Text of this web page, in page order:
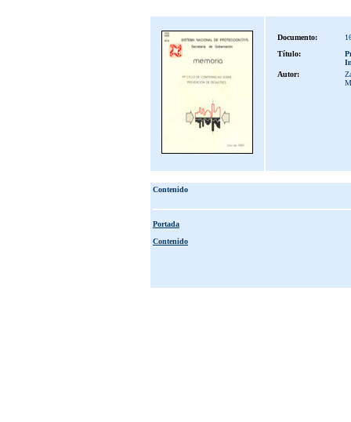
Documento:
Título:
Autor:
Contenido
Portada
Contenido